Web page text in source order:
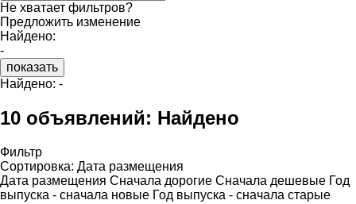
Не хватает фильтров?
Предложить изменение
Найдено:
-
показать
Найдено: -
10 объявлений: Найдено
Фильтр
Сортировка: Дата размещения
Дата размещения Сначала дорогие Сначала дешевые Год
выпуска - сначала новые Год выпуска - сначала старые